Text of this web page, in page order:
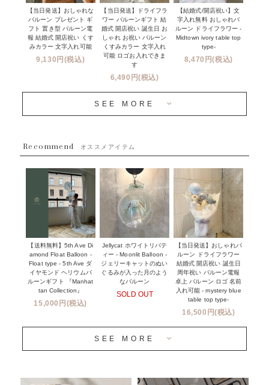
プロップスバルーン
オプション
成人式・卒業式・入学式バルーンブーケ
クリスマス
新商品
~３０００円
~５５００円
１１０００円以上
NEW YORK MIND - ニューヨークスタイルバルーン
※コンフェッティバルーン -プリント内容-
セミオーダーについて
フリンジバルーンについて
コンフェッティバルーンについて
ハワイウェディングサービス
企業・法人様
ウェディングコンフェッティバルーン特集
実店舗について -大阪 堀江店・名古屋 星ヶ丘店・滋賀 配送
センター店・沖縄 嘉手納基地店-
プリントサービス
前撮り写真バルーン特集
姉妹店＆関連ショップについて
安心のチャビーバルーン
【当日発送】おしゃれな
バルーン プレゼント ギ
フト 置き型 バルーン電
報 結婚式 開店祝い くす
みカラー 文字入れ可能
9,130円(税込)
【当日発送】ドライフラ
ワー バルーンギフト 結
婚式 開店祝い 誕生日 お
しゃれ お祝い バルーン
くすみカラー 文字入れ
可能 ロゴお入れできま
す
6,490円(税込)
【結婚式/開店祝い】文
字入れ無料 おしゃれバ
ルーン ドライフラワー -
Midtown ivory table top
type-
8,470円(税込)
SEE MORE
Recommend オススメアイテム
【送料無料】5th Ave Di
amond Float Balloon -
Float type - 5th Ave ダ
イヤモンド ヘリウムバ
ルーンギフト 『Manhat
tan Collection』
15,000円(税込)
Jellycat ホワイトリバテ
ィー - Moonlit Balloon -
ジェリーキャットのぬい
ぐるみが入った月のよう
なバルーン
SOLD OUT
【当日発送】おしゃれバ
ルーン ドライフラワー
結婚式 開店祝い 誕生日
周年祝い バルーン電報
卓上 バルーン ロゴ 名前
入れ可能 - mystery blue
table top type-
16,500円(税込)
SEE MORE